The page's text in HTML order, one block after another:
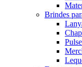
Brindes